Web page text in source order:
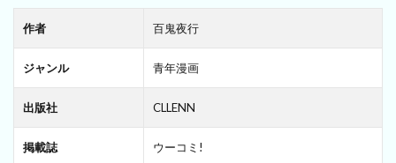
作者 百鬼夜行
ジャンル 青年漫画
出版社 CLLENN
掲載誌 ウーコミ!